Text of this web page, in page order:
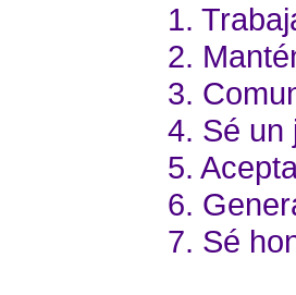
1.
2.
3.
4. Sé un
5.
6.
7. Sé